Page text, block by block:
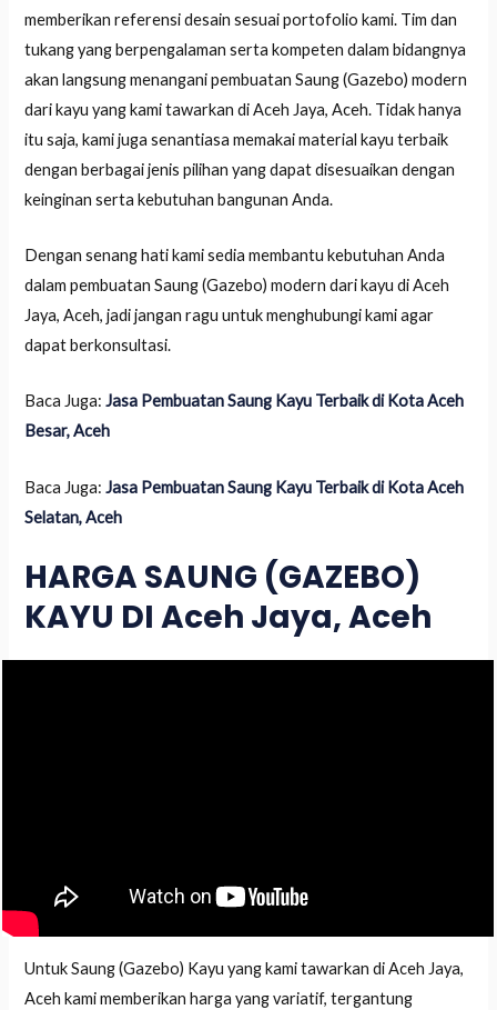
memberikan referensi desain sesuai portofolio kami. Tim dan
tukang yang berpengalaman serta kompeten dalam bidangnya
akan langsung menangani pembuatan Saung (Gazebo) modern
dari kayu yang kami tawarkan di Aceh Jaya, Aceh. Tidak hanya
itu saja, kami juga senantiasa memakai material kayu terbaik
dengan berbagai jenis pilihan yang dapat disesuaikan dengan
keinginan serta kebutuhan bangunan Anda.
Dengan senang hati kami sedia membantu kebutuhan Anda
dalam pembuatan Saung (Gazebo) modern dari kayu di Aceh
Jaya, Aceh, jadi jangan ragu untuk menghubungi kami agar
dapat berkonsultasi.
Baca Juga:Jasa Pembuatan Saung Kayu Terbaik di Kota Aceh
Besar, Aceh
Baca Juga:Jasa Pembuatan Saung Kayu Terbaik di Kota Aceh
Selatan, Aceh
HARGA SAUNG (GAZEBO)
KAYU DI Aceh Jaya, Aceh
Untuk Saung (Gazebo) Kayu yang kami tawarkan di Aceh Jaya,
Aceh kami memberikan harga yang variatif, tergantung